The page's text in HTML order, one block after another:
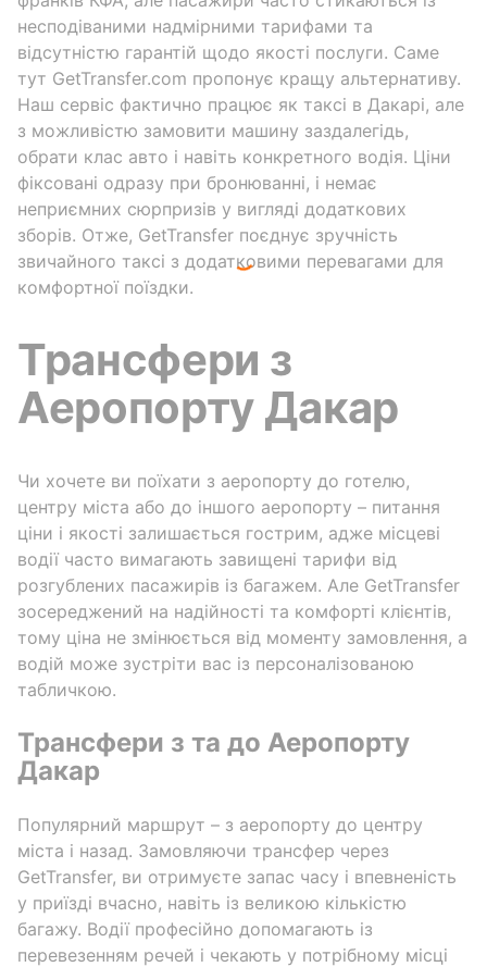
несподіваними надмірними тарифами та
відсутністю гарантій щодо якості послуги. Саме
тут GetTransfer.com пропонує кращу альтернативу.
Наш сервіс фактично працює як таксі в Дакарі, але
з можливістю замовити машину заздалегідь,
обрати клас авто і навіть конкретного водія. Ціни
фіксовані одразу при бронюванні, і немає
неприємних сюрпризів у вигляді додаткових
зборів. Отже, GetTransfer поєднує зручність
звичайного таксі з додатковими перевагами для
комфортної поїздки.
Трансфери з
Аеропорту Дакар
Чи хочете ви поїхати з аеропорту до готелю,
центру міста або до іншого аеропорту – питання
ціни і якості залишається гострим, адже місцеві
водії часто вимагають завищені тарифи від
розгублених пасажирів із багажем. Але GetTransfer
зосереджений на надійності та комфорті клієнтів,
тому ціна не змінюється від моменту замовлення, а
водій може зустріти вас із персоналізованою
табличкою.
Трансфери з та до Аеропорту
Дакар
Популярний маршрут – з аеропорту до центру
міста і назад. Замовляючи трансфер через
GetTransfer, ви отримуєте запас часу і впевненість
у приїзді вчасно, навіть із великою кількістю
багажу. Водії професійно допомагають із
перевезенням речей і чекають у потрібному місці